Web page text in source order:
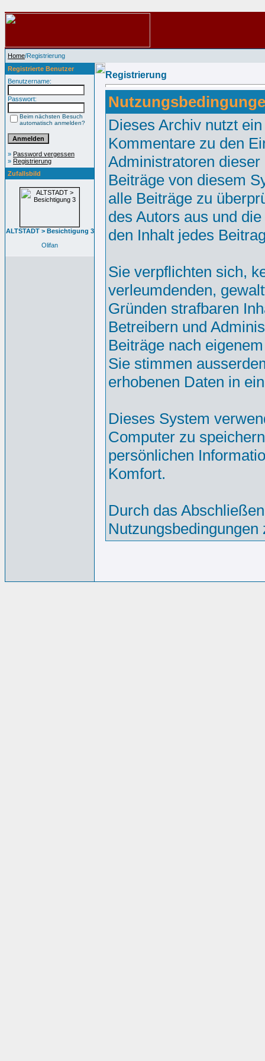
Home/Registrierung
Registrierte Benutzer
Benutzername:
Passwort:
Beim nächsten Besuch
automatisch anmelden?
» Password vergessen
» Registrierung
Zufallsbild
ALTSTADT > Besichtigung 3
Olifan
Registrierung
Dieses Archiv nutzt
Kommentare zu den
Administratoren
Beiträge von diesem
alle Beiträge zu
des Autors aus und
den Inhalt jedes
Sie verpflichten sich,
verleumdenden,
Gründen strafbaren
Betreibern und
Beiträge nach
Sie stimmen
erhobenen Daten in
Dieses System
Computer zu
persönlichen
Komfort.
Durch das
Nutzungsbedingungen